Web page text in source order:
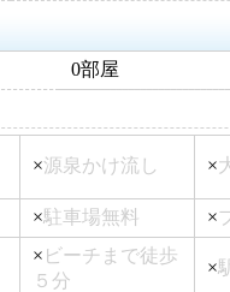
0部屋
×源泉かけ流し ×
×駐車場無料 ×
× ビーチまで徒歩
５分
×